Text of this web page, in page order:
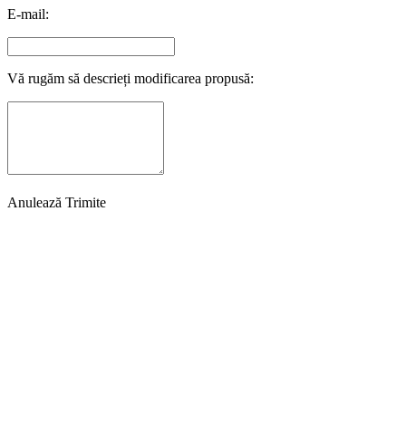
E-mail:
Vă rugăm să descrieți modificarea propusă:
Anulează Trimite